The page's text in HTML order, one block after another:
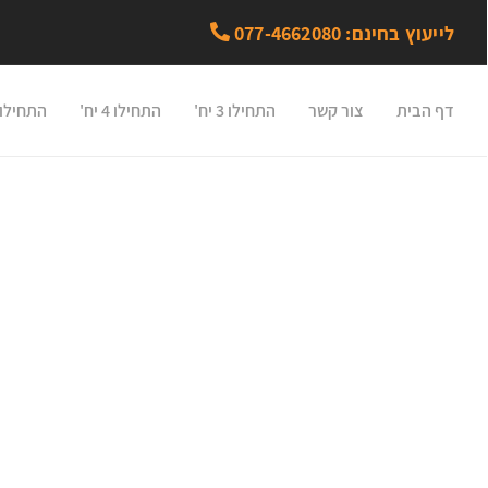
לייעוץ בחינם: 077-4662080
דף הבית צור קשר התחילו 3 יח' התחילו 4 יח' התחילו 5 יח'